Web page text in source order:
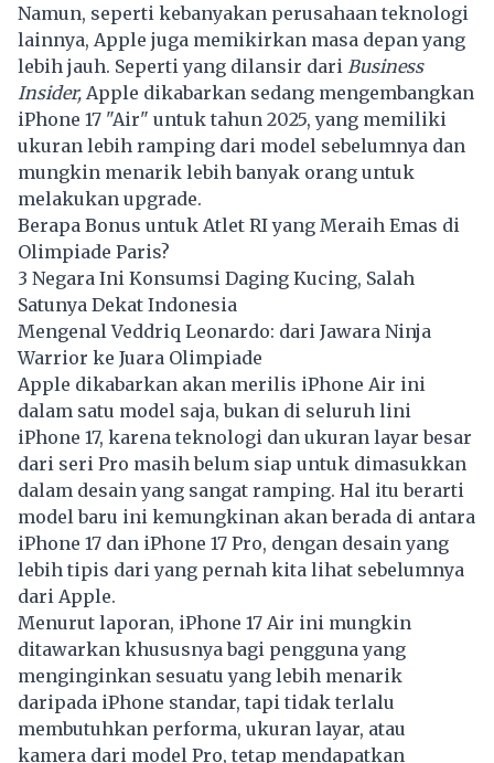
Namun, seperti kebanyakan perusahaan teknologi
lainnya, Apple juga memikirkan masa depan yang
lebih jauh. Seperti yang dilansir dari Business
Insider, Apple dikabarkan sedang mengembangkan
iPhone 17 "Air" untuk tahun 2025, yang memiliki
ukuran lebih ramping dari model sebelumnya dan
mungkin menarik lebih banyak orang untuk
melakukan upgrade.
Berapa Bonus untuk Atlet RI yang Meraih Emas di
Olimpiade Paris?
3 Negara Ini Konsumsi Daging Kucing, Salah
Satunya Dekat Indonesia
Mengenal Veddriq Leonardo: dari Jawara Ninja
Warrior ke Juara Olimpiade
Apple dikabarkan akan merilis iPhone Air ini
dalam satu model saja, bukan di seluruh lini
iPhone 17, karena teknologi dan ukuran layar besar
dari seri Pro masih belum siap untuk dimasukkan
dalam desain yang sangat ramping. Hal itu berarti
model baru ini kemungkinan akan berada di antara
iPhone 17 dan iPhone 17 Pro, dengan desain yang
lebih tipis dari yang pernah kita lihat sebelumnya
dari Apple.
Menurut laporan, iPhone 17 Air ini mungkin
ditawarkan khususnya bagi pengguna yang
menginginkan sesuatu yang lebih menarik
daripada iPhone standar, tapi tidak terlalu
membutuhkan performa, ukuran layar, atau
kamera dari model Pro, tetap mendapatkan